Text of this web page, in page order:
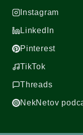
Instagram
LinkedIn
Pinterest
TikTok
Threads
NekNetov